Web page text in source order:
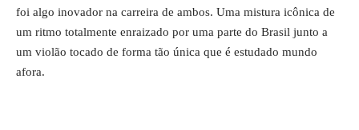
foi algo inovador na carreira de ambos. Uma mistura icônica de
um ritmo totalmente enraizado por uma parte do Brasil junto a
um violão tocado de forma tão única que é estudado mundo
afora.